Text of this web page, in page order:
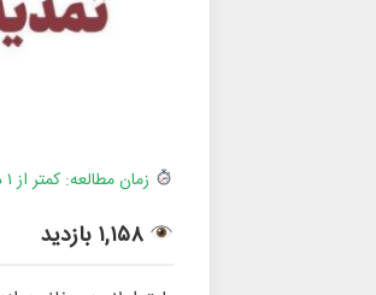
زمان مطالعه: کمتر از ۱ دقیقه
۱,۱۵۸ بازدید